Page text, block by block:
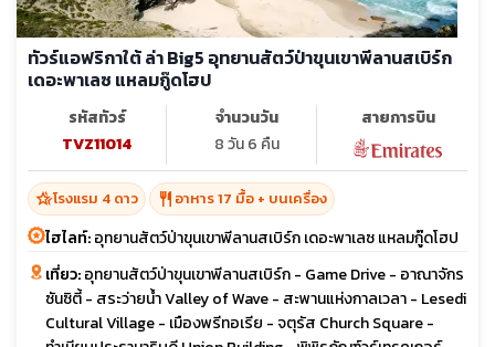
ทัวร์แอฟริกาใต้ ล่า Big5 อุทยานสัตว์ป่าขุนเขาพีลานสเบิร์ก
เดอะพาเลซ แหลมกู๊ดโฮป
รหัสทัวร์
TVZ11014
จำนวนวัน
8 วัน 6 คืน
สายการบิน
hotel_classโรงแรม 4 ดาว restaurant อาหาร 17 มื้อ + บนเครื่อง
ไฮไลท์:อุทยานสัตว์ป่าขุนเขาพีลานสเบิร์ก เดอะพาเลซ แหลมกู๊ดโฮป
เที่ยว:อุทยานสัตว์ป่าขุนเขาพีลานสเบิร์ก - Game Drive - อาณาจักร
ซันซิตี้ - สระว่ายน้ำ Valley of Wave - สะพานแห่งกาลเวลา - Lesedi
Cultural Village - เมืองพรีทอเรีย - จตุรัส Church Square -